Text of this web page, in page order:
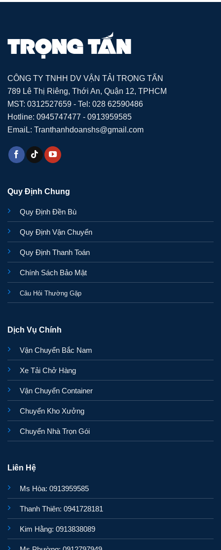
CÔNG TY TNHH DV VẬN TẢI TRỌNG TẤN
789 Lê Thị Riêng, Thới An, Quận 12, TPHCM
MST: 0312527659 - Tel: 028 62590486
Hotline: 0945747477 - 0913959585
EmaiL: Tranthanhdoanshs@gmail.com
Quy Định Chung
Quy Định Đền Bù
Quy Định Vận Chuyển
Quy Định Thanh Toán
Chính Sách Bảo Mật
Câu Hỏi Thường Gặp
Dịch Vụ Chính
Vận Chuyển Bắc Nam
Xe Tải Chở Hàng
Vận Chuyển Container
Chuyển Kho Xưởng
Chuyển Nhà Trọn Gói
Liên Hệ
Ms Hòa: 0913959585
Thanh Thiên: 0941728181
Kim Hằng: 0913838089